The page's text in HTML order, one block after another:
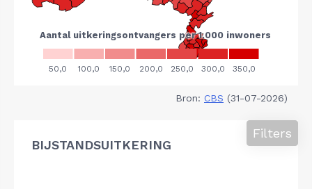
Bron: CBS (31-07-2026)
BIJSTANDSUITKERING
Filters